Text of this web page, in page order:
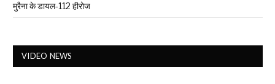
मुरैना के डायल-112 हीरोज
VIDEO NEWS